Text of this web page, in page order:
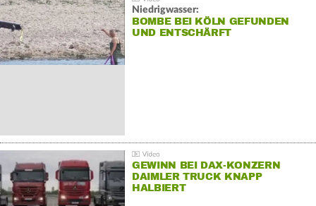
Niedrigwasser:
BOMBE BEI KÖLN GEFUNDEN
UND ENTSCHÄRFT
GEWINN BEI DAX-KONZERN
DAIMLER TRUCK KNAPP
HALBIERT